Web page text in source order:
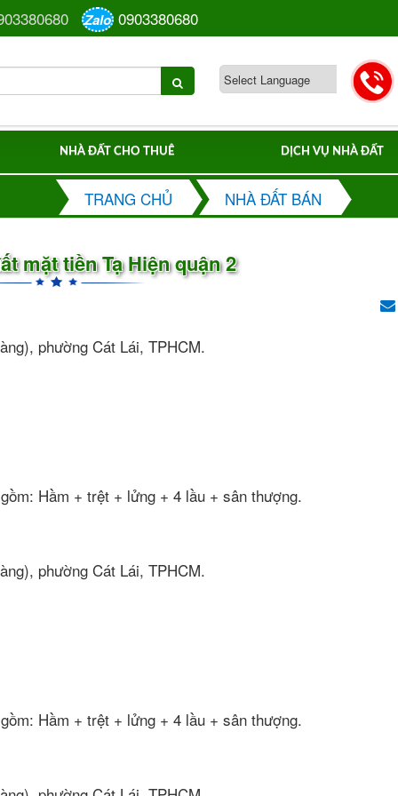
Zalo 0903380680
NHÀ ĐẤT CHO THUÊ DỊCH VỤ NHÀ ĐẤT
TRANG CHỦ NHÀ ĐẤT BÁN
mặt tiền Tạ Hiện quận 2
phường Cát Lái, TPHCM.
Hầm + trệt + lửng + 4 lầu + sân thượng.
phường Cát Lái, TPHCM.
Hầm + trệt + lửng + 4 lầu + sân thượng.